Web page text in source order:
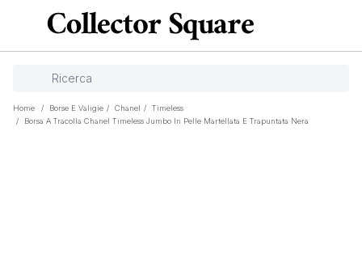
Home / Borse E Valigie / Chanel /
Timeless
/
Borsa A Tracolla Chanel Timeless Jumbo In Pelle Martellata E Trapuntata Nera